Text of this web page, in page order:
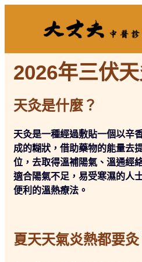
2026年三伏
天灸是什麼？
天灸是一種經過敷貼一個以辛
成的糊狀，借助藥物的能量去
位，去取得溫補陽氣、溫通經
適合陽氣不足，易受寒濕的人
便利的溫熱療法。
夏天天氣炎熱都要灸